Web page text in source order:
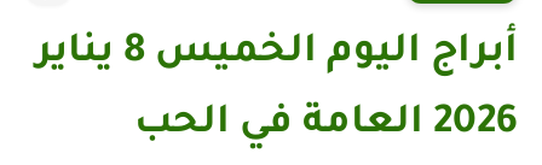
أبراج اليوم الخميس 8 يناير
2026 العامة في الحب